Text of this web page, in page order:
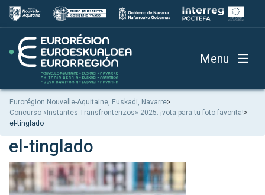
Menu
Eurorégion Nouvelle-Aquitaine, Euskadi, Navarre>
Concurso «Instantes Transfronterizos» 2025: ¡vota para tu foto favorita!>
el-tinglado
el-tinglado